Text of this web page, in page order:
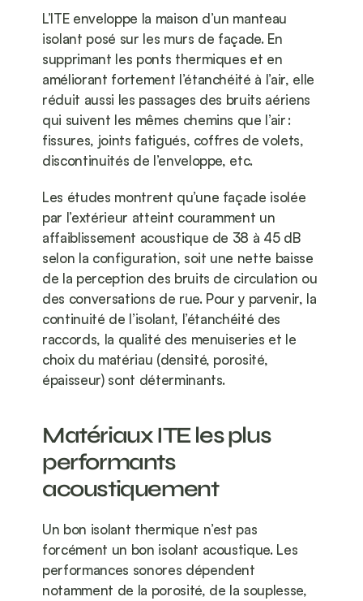
L’ITE enveloppe la maison d’un manteau
isolant posé sur les murs de façade. En
supprimant les ponts thermiques et en
améliorant fortement l’étanchéité à l’air, elle
réduit aussi les passages des bruits aériens
qui suivent les mêmes chemins que l’air :
fissures, joints fatigués, coffres de volets,
discontinuités de l’enveloppe, etc.
Les études montrent qu’une façade isolée
par l’extérieur atteint couramment un
affaiblissement acoustique de 38 à 45 dB
selon la configuration, soit une nette baisse
de la perception des bruits de circulation ou
des conversations de rue. Pour y parvenir, la
continuité de l’isolant, l’étanchéité des
raccords, la qualité des menuiseries et le
choix du matériau (densité, porosité,
épaisseur) sont déterminants.
Matériaux ITE les plus
performants
acoustiquement
Un bon isolant thermique n’est pas
forcément un bon isolant acoustique. Les
performances sonores dépendent
notamment de la porosité, de la souplesse,